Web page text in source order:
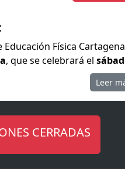
Educación Física
, que se celebrará el
del Arsenal de
prueba de carácter
40 minutos cada una y
de100 participantes.
Leer
CERRADAS